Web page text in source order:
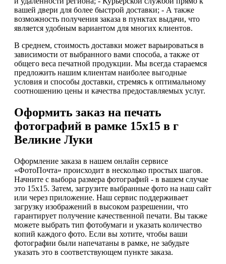
вашей двери для более быстрой доставки; - А также
возможность получения заказа в пунктах выдачи, что
является удобным вариантом для многих клиентов.
В среднем, стоимость доставки может варьироваться в
зависимости от выбранного вами способа, а также от
общего веса печатной продукции. Мы всегда стараемся
предложить нашим клиентам наиболее выгодные
условия и способы доставки, стремясь к оптимальному
соотношению цены и качества предоставляемых услуг.
Оформить заказ на печать
фотографий в рамке 15х15 в г
Великие Луки
Оформление заказа в нашем онлайн сервисе
«ФотоПочта» происходит в несколько простых шагов.
Начните с выбора размера фотографий - в вашем случае
это 15х15. Затем, загрузите выбранные фото на наш сайт
или через приложение. Наш сервис поддерживает
загрузку изображений в высоком разрешении, что
гарантирует получение качественной печати. Вы также
можете выбрать тип фотобумаги и указать количество
копий каждого фото. Если вы хотите, чтобы ваши
фотографии были напечатаны в рамке, не забудьте
указать это в соответствующем пункте заказа.